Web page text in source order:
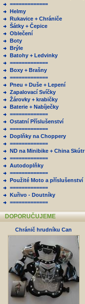
=============
Helmy
Rukavice + Chrániče
Šátky + Čepice
Oblečení
Boty
Brýle
Batohy + Ledvinky
=============
Boxy + Brašny
=============
Pneu + Duše + Lepení
Zapalovací Svíčky
Žárovky + krabičky
Baterie + Nabíječky
=============
Ostatní Příslušenství
=============
Doplňky na Choppery
=============
ND na Minibike + China Skútr
=============
Autodoplňky
=============
Použité Moto a příslušenství
=============
Kuřivo - Doutníky
=============
DOPORUČUJEME
Chránič hrudníku Can